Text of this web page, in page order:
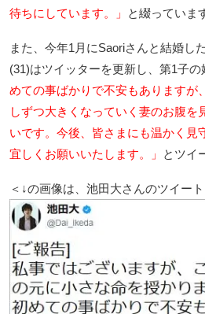
待ちにしています。」
と綴っていま
また、今年1月にSaoriさんと結婚し
(31)はツイッターを更新し、第1子の
めての事ばかりで不安もありますが
しずつ大きくなっていく妻のお腹を
いです。今後、皆さまにも温かく見
宜しくお願いいたします。」
とツイ
＜↓の画像は、池田大さんのツイート